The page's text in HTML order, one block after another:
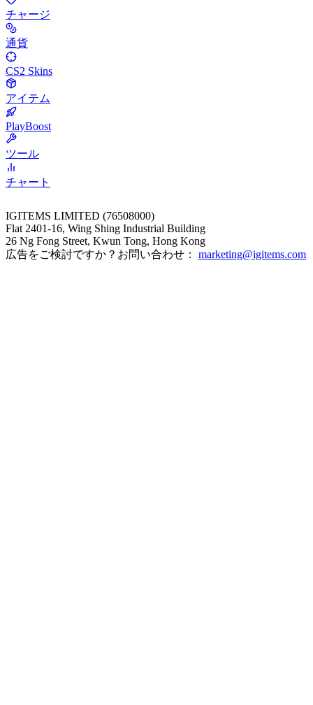
チャージ
通貨
CS2 Skins
アイテム
PlayBoost
ツール
チャート
IGITEMS LIMITED (76508000)
Flat 2401-16, Wing Shing Industrial Building
26 Ng Fong Street, Kwun Tong, Hong Kong
広告をご検討ですか？お問い合わせ： marketing@igitems.com